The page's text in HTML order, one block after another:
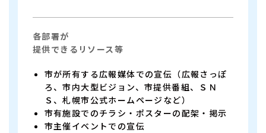
各部署が
提供できるリソース等
市が所有する広報媒体での宣伝（広報さっぽ
ろ、市内大型ビジョン、市提供番組、ＳＮ
Ｓ、札幌市公式ホームページなど）
市有施設でのチラシ・ポスターの配架・掲示
市主催イベントでの宣伝